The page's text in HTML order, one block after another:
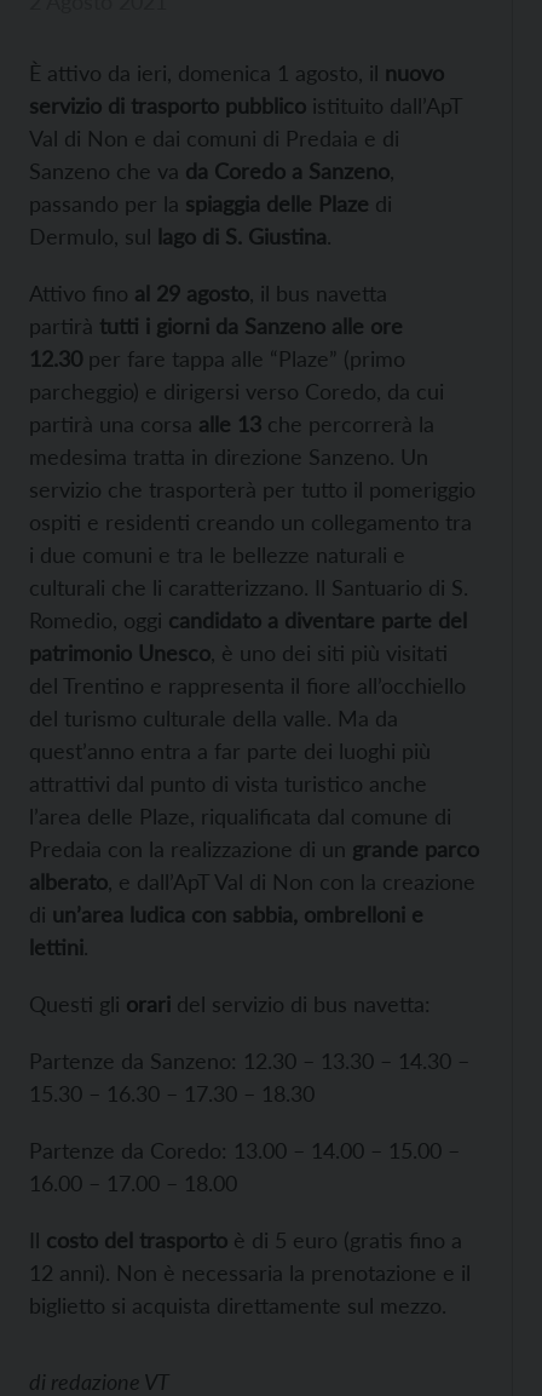
È attivo da ieri, domenica 1 agosto, il nuovo
servizio di trasporto pubblico istituito dall’ApT
Val di Non e dai comuni di Predaia e di
Sanzeno che va da Coredo a Sanzeno
passando per la spiaggia delle Plaze di
Dermulo, sul lago di S. Giustina.
Attivo fino al 29 agosto , il bus navetta
partirà tutti i giorni da Sanzeno alle ore
12.30 per fare tappa alle “Plaze” (primo
parcheggio) e dirigersi verso Coredo, da cui
partirà una corsa alle 13 che percorrerà la
medesima tratta in direzione Sanzeno. Un
servizio che trasporterà per tutto il pomeriggio
ospiti e residenti creando un collegamento tra
i due comuni e tra le bellezze naturali e
culturali che li caratterizzano. Il Santuario di S.
Romedio, oggi candidato a diventare parte del
patrimonio Unesco , è uno dei siti più visitati
del Trentino e rappresenta il fiore all’occhiello
del turismo culturale della valle. Ma da
quest’anno entra a far parte dei luoghi più
attrattivi dal punto di vista turistico anche
l’area delle Plaze, riqualificata dal comune di
Predaia con la realizzazione di un grande parco
alberato , e dall’ApT Val di Non con la creazione
di un’area ludica con sabbia, ombrelloni e
lettini.
Questi gli orari del servizio di bus navetta:
Partenze da Sanzeno: 12.30 – 13.30 – 14.30 –
15.30 – 16.30 – 17.30 – 18.30
Partenze da Coredo: 13.00 – 14.00 – 15.00 –
16.00 – 17.00 – 18.00
Il costo del trasporto è di 5 euro (gratis fino a
12 anni). Non è necessaria la prenotazione e il
biglietto si acquista direttamente sul mezzo.
di redazione VT